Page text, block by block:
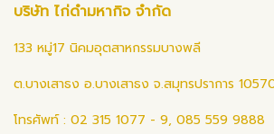
บริษัท ไก่ดำมหากิจ จำกัด
133 หมู่17 นิคมอุตสาหกรรมบางพลี
ต.บางเสาธง อ.บางเสาธง จ.สมุทรปราการ
โทรศัพท์ : 02 315 1077 - 9, 085 559 9888